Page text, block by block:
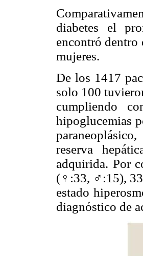
diabetes el
encontró dentro
mujeres.
De los 1417
solo 100
cumpliendo
hipoglucemias
reserva
adquirida. Por
(♀:33, ♂:15),
estado
diagnóstico de